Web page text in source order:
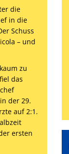
die
in die
Schuss
– und
zu
das
der 29.
auf 2:1.
ersten